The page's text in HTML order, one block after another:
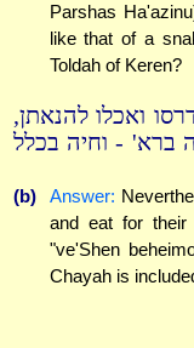
Parshas
like that of a
Toldah of Keren?
ואכלו להנאתן,
ברא' - וחיה בכלל
(b) Answer:
and eat for their
"ve'Shen
Chayah is